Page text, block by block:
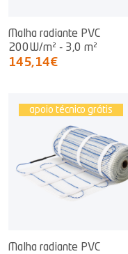
Malha radiante PVC
200W/m² - 3,0 m²
145,14€
apoio técnico grátis
Malha radiante PVC